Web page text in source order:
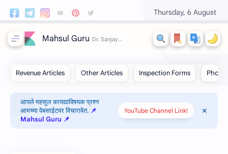
Thursday, 6 August
Mahsul Guru
आपले महसूल कायद्याविषयक प्रश्न
आमच्या वेबसाईटवर विचारावेत. 📌
Mahsul Guru 📌
YouTube Channel Link!